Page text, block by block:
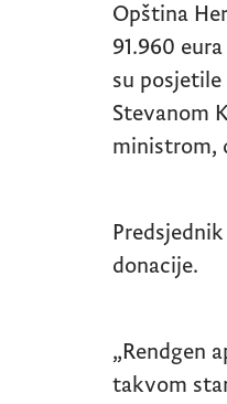
Opština
91.960
su
Stevanom
ministrom,
donacije.
„Rendgen
takvom